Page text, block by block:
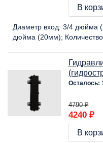
В
Диаметр вход: 3/4 дюйма
дюйма (20мм)
Осталось:
4790 ₽
4240 ₽
В